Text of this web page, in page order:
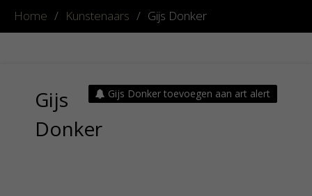
Home / Kunstenaars / Gijs Donker
Gijs Donker toevoegen aan art alert
Gijs
Donker